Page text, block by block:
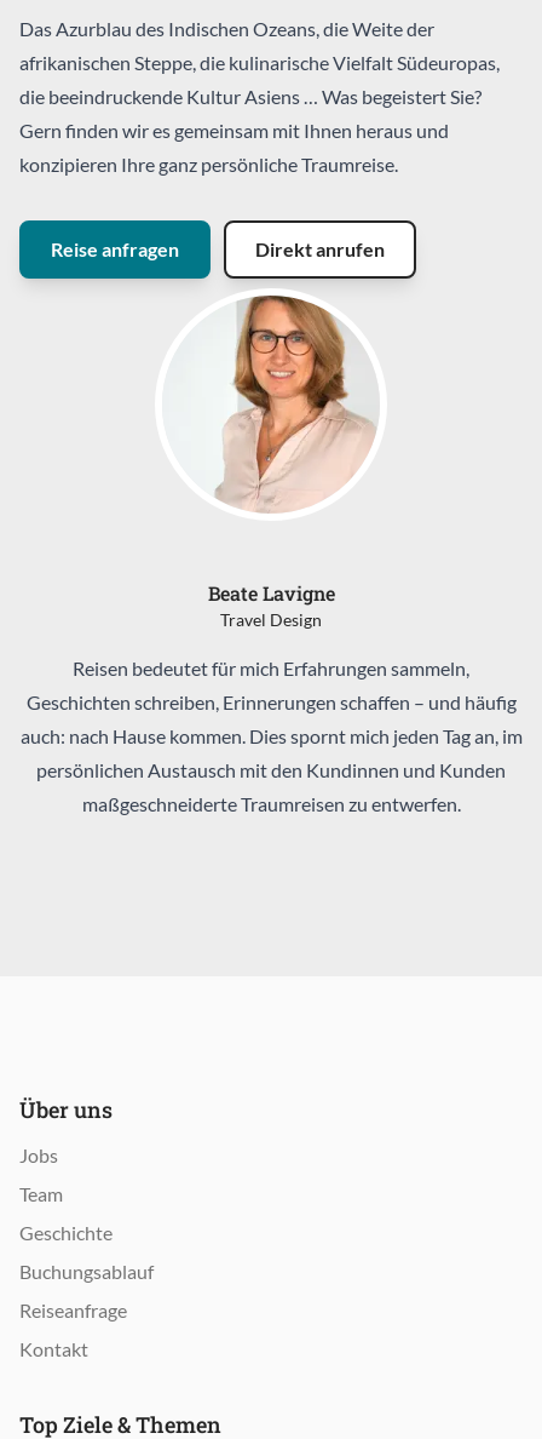
Das Azurblau des Indischen Ozeans, die Weite der
afrikanischen Steppe, die kulinarische Vielfalt Südeuropas,
die beeindruckende Kultur Asiens … Was begeistert Sie?
Gern finden wir es gemeinsam mit Ihnen heraus und
konzipieren Ihre ganz persönliche Traumreise.
Reise anfragen Direkt anrufen
Beate Lavigne
Travel Design
Reisen bedeutet für mich Erfahrungen sammeln,
Geschichten schreiben, Erinnerungen schaffen – und häufig
auch: nach Hause kommen. Dies spornt mich jeden Tag an, im
persönlichen Austausch mit den Kundinnen und Kunden
maßgeschneiderte Traumreisen zu entwerfen.
Über uns
Jobs
Team
Geschichte
Buchungsablauf
Reiseanfrage
Kontakt
Top Ziele & Themen